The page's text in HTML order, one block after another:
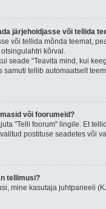
järjehoidjasse või tellida
või tellida mõnda teemat,
kõrval.
seade “Teavita mind, kui
samuti tellib automaatselt
või foorumeid?
"Telli foorum" lingile. Et
postituse seadetes või
tellimusi?
mine kasutaja juhtpaneeli